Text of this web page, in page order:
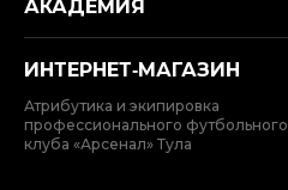
АКАДЕМИЯ
ИНТЕРНЕТ‑МАГАЗИН
Атрибутика и экипировка
профессионального футбольного
клуба «Арсенал» Тула